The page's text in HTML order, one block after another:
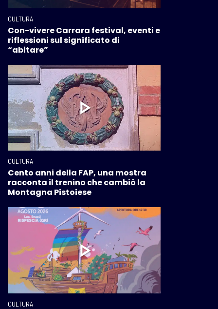
CULTURA
Con-vivere Carrara festival, eventi e
riflessioni sul significato di
“abitare”
CULTURA
Cento anni della FAP, una mostra
racconta il trenino che cambiò la
Montagna Pistoiese
CULTURA